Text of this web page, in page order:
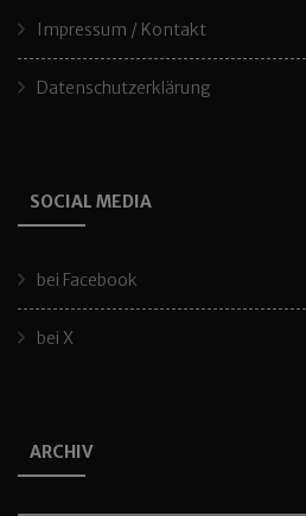
Impressum / Kontakt
Datenschutzerklärung
SOCIAL MEDIA
bei Facebook
bei X
ARCHIV